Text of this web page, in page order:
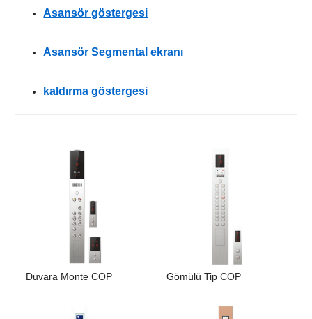
Asansör göstergesi
Asansör Segmental ekranı
kaldırma göstergesi
Duvara Monte COP Gömülü Tip COP